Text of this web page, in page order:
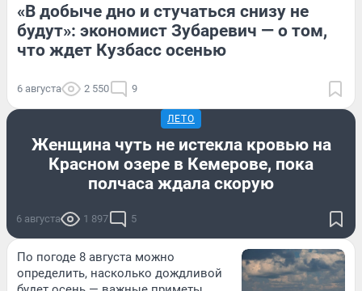
«В добыче дно и стучаться снизу не
будут»: экономист Зубаревич — о том,
что ждет Кузбасс осенью
6 августа 2 550 9
ЛЕТО
Женщина чуть не истекла кровью на
Красном озере в Кемерове, пока
полчаса ждала скорую
6 августа 1 897 5
По погоде 8 августа можно
определить, насколько дождливой